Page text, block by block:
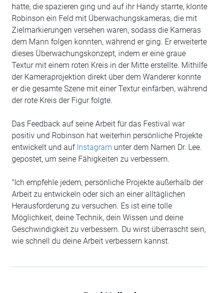
hatte, die spazieren ging und auf ihr Handy starrte, klonte
Robinson ein Feld mit Überwachungskameras, die mit
Zielmarkierungen versehen waren, sodass die Kameras
dem Mann folgen konnten, während er ging. Er erweiterte
dieses Überwachungskonzept, indem er eine graue
Textur mit einem roten Kreis in der Mitte erstellte. Mithilfe
der Kameraprojektion direkt über dem Wanderer konnte
er die gesamte Szene mit einer Textur einfärben, während
der rote Kreis der Figur folgte.
Das Feedback auf seine Arbeit für das Festival war
positiv und Robinson hat weiterhin persönliche Projekte
entwickelt und auf Instagram unter dem Namen Dr. Lee.
gepostet, um seine Fähigkeiten zu verbessern.
"Ich empfehle jedem, persönliche Projekte außerhalb der
Arbeit zu entwickeln oder sich an einer alltäglichen
Herausforderung zu versuchen. Es ist eine tolle
Möglichkeit, deine Technik, dein Wissen und deine
Geschwindigkeit zu verbessern. Du wirst überrascht sein,
wie schnell du deine Arbeit verbessern kannst.